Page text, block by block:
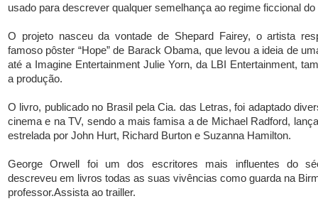
usado para descrever qualquer semelhança ao regime ficcional do
O projeto nasceu da vontade de Shepard Fairey, o artista
famoso pôster “Hope” de Barack Obama, que levou a ideia de
até a Imagine Entertainment Julie Yorn, da LBI Entertainment,
a produção.
O livro, publicado no Brasil pela Cia. das Letras, foi adaptado
cinema e na TV, sendo a mais famisa a de Michael Radford,
estrelada por John Hurt, Richard Burton e Suzanna Hamilton.
George Orwell foi um dos escritores mais influentes do
descreveu em livros todas as suas vivências como guarda na
professor.Assista ao trailler.